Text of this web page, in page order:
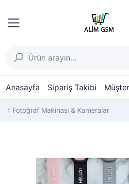
Anasayfa Sipariş Takibi
Fotoğraf Makinası & Kameralar